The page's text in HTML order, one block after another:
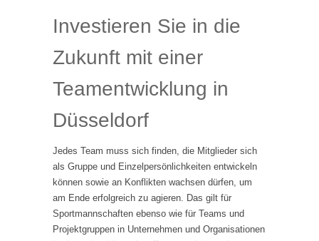
Investieren Sie in die
Zukunft mit einer
Teamentwicklung in
Düsseldorf
Jedes Team muss sich finden, die Mitglieder sich
als Gruppe und Einzelpersönlichkeiten entwickeln
können sowie an Konflikten wachsen dürfen, um
am Ende erfolgreich zu agieren. Das gilt für
Sportmannschaften ebenso wie für Teams und
Projektgruppen in Unternehmen und Organisationen